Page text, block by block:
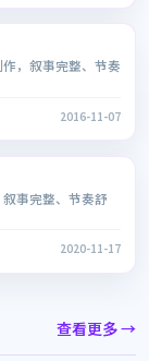
，叙事完整、节奏
2016-11-07
事完整、节奏舒
2020-11-17
查看更多 →
1:55:25